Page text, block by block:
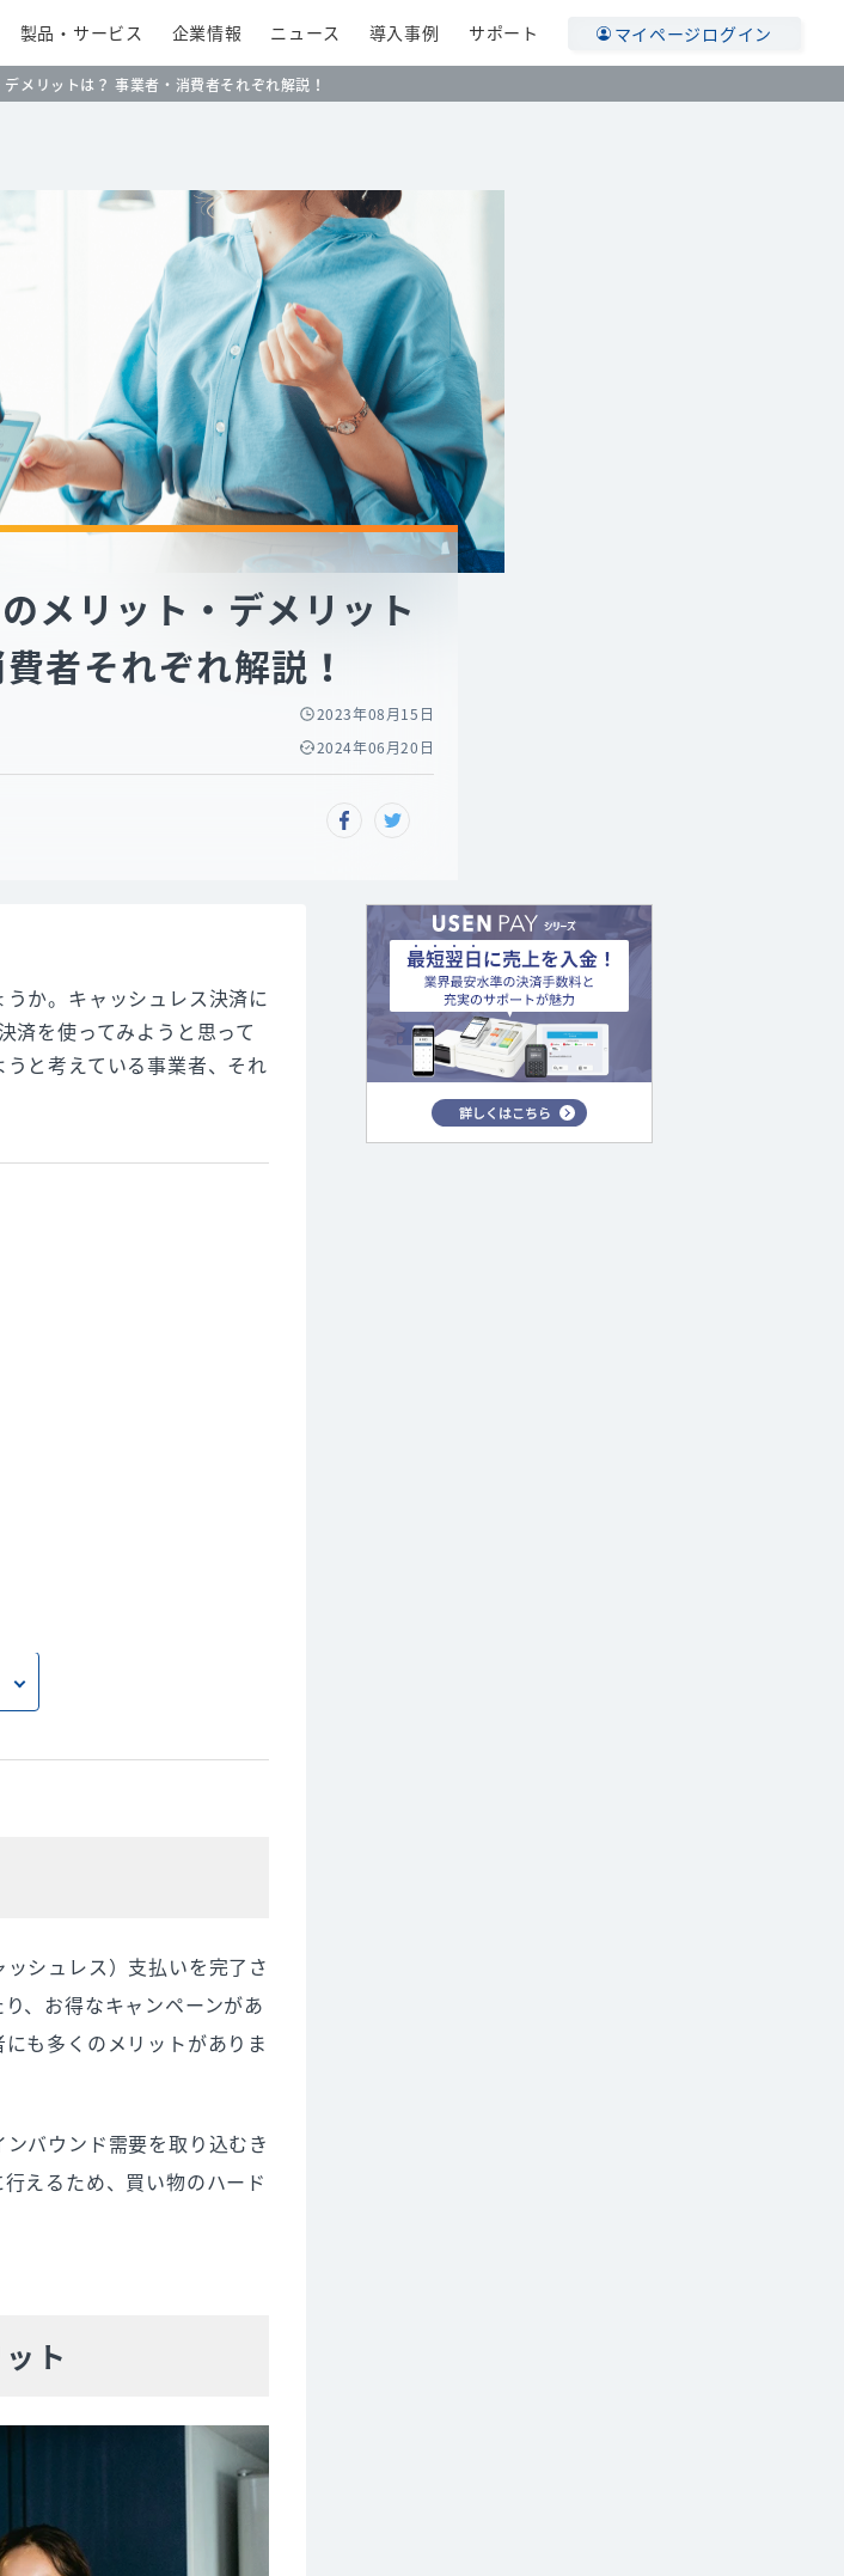
製品・サービス 企業情報 ニュース 導入事例 サポート マイページログイン
メリットは？ 事業者・消費者それぞれ解説！
メリット・デメリット
者それぞれ解説！
2023年08月15日
2024年06月20日
か。キャッシュレス決済に
済を使ってみようと思って
と考えている事業者、それ
シュレス）支払いを完了さ
、お得なキャンペーンがあ
も多くのメリットがありま
バウンド需要を取り込むき
えるため、買い物のハード
ト